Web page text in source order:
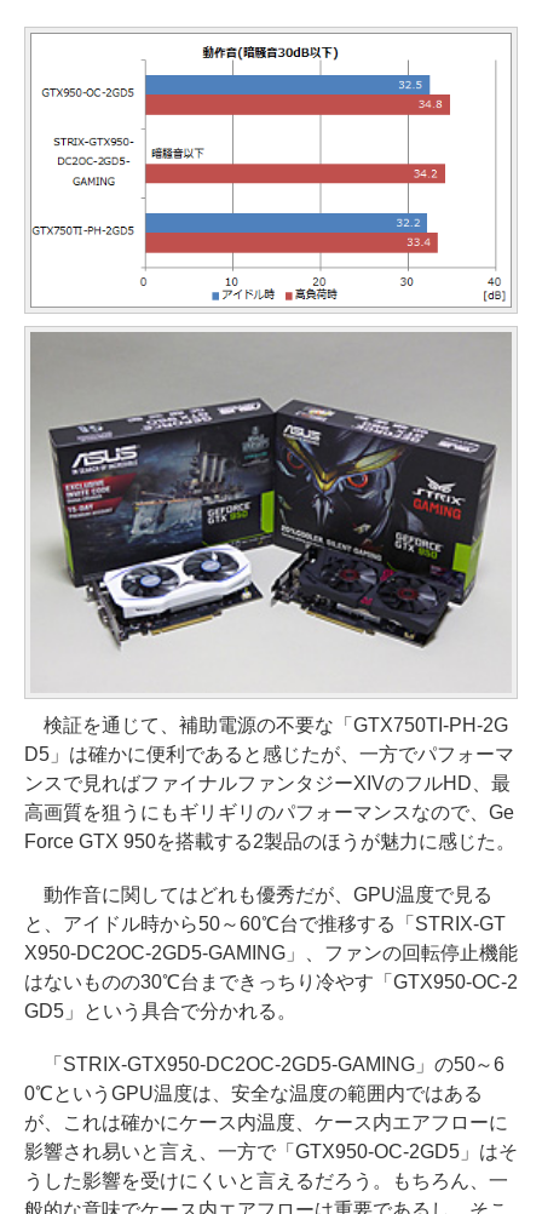
検証を通じて、補助電源の不要な「GTX750TI-PH-2G
D5」は確かに便利であると感じたが、一方でパフォーマ
ンスで見ればファイナルファンタジーXIVのフルHD、最
高画質を狙うにもギリギリのパフォーマンスなので、Ge
Force GTX 950を搭載する2製品のほうが魅力に感じた。
動作音に関してはどれも優秀だが、GPU温度で見る
と、アイドル時から50～60℃台で推移する「STRIX-GT
X950-DC2OC-2GD5-GAMING」、ファンの回転停止機能
はないものの30℃台まできっちり冷やす「GTX950-OC-2
GD5」という具合で分かれる。
「STRIX-GTX950-DC2OC-2GD5-GAMING」の50～6
0℃というGPU温度は、安全な温度の範囲内ではある
が、これは確かにケース内温度、ケース内エアフローに
影響され易いと言え、一方で「GTX950-OC-2GD5」はそ
うした影響を受けにくいと言えるだろう。もちろん、一
般的な意味でケース内エアフローは重要であるし、そこ